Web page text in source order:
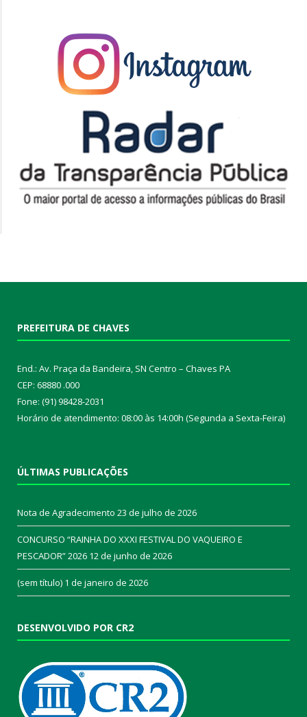
PREFEITURA DE CHAVES
End.: Av. Praça da Bandeira, SN Centro – Chaves PA
CEP: 68880 .000
Fone: (91) 98428-2031
Horário de atendimento: 08:00 às 14:00h (Segunda a Sexta-Feira)
ÚLTIMAS PUBLICAÇÕES
Nota de Agradecimento 23 de julho de 2026
CONCURSO “RAINHA DO XXXI FESTIVAL DO VAQUEIRO E
PESCADOR” 2026 12 de junho de 2026
(sem título) 1 de janeiro de 2026
DESENVOLVIDO POR CR2